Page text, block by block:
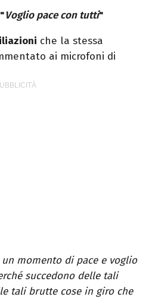
Voglio pace con tutti"
che la stessa
ai microfoni di
momento di pace e voglio
succedono delle tali
tali brutte cose in giro che